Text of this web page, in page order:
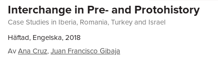
Interchange in Pre- and Protohistory
Case Studies in Iberia, Romania, Turkey and Israel
Häftad, Engelska, 2018
AvAna Cruz,Juan Francisco Gibaja